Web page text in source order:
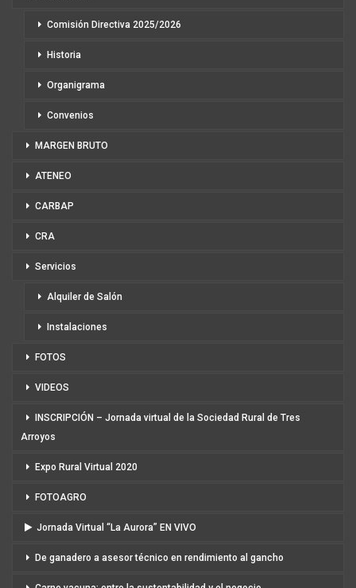
Comisión Directiva 2025/2026
Historia
Organigrama
Convenios
MARGEN BRUTO
ATENEO
CARBAP
CRA
Servicios
Alquiler de Salón
Instalaciones
FOTOS
VIDEOS
INSCRIPCIÓN – Jornada virtual de la Sociedad Rural de Tres
Arroyos
Expo Rural Virtual 2020
FOTOAGRO
Jornada Virtual “La Aurora” EN VIVO
De ganadero a asesor técnico en rendimiento al gancho